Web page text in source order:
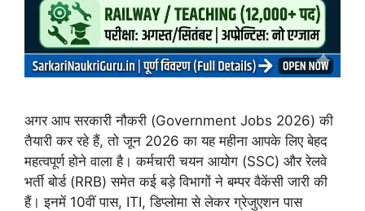
अगर आप सरकारी नौकरी (Government Jobs 2026) की
तैयारी कर रहे हैं, तो जून 2026 का यह महीना आपके लिए बेहद
महत्वपूर्ण होने वाला है। कर्मचारी चयन आयोग (SSC) और रेलवे
भर्ती बोर्ड (RRB) समेत कई बड़े विभागों ने बम्पर वैकेंसी जारी की
हैं। इनमें 10वीं पास, ITI, डिप्लोमा से लेकर ग्रेजुएशन पास